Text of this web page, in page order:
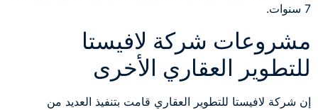
7 سنوات.
مشروعات شركة لافيستا
للتطوير العقاري الأخرى
إن شركة لافيستا للتطوير العقاري قامت بتنفيذ العديد من